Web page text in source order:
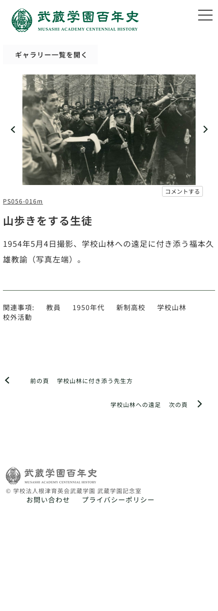
ギャラリー一覧を開く
コメントする
PS056-016m
山歩きをする生徒
1954年5月4日撮影、学校山林への遠足に付き添う福本久
雄教諭（写真左端）。
関連事項: 教員 1950年代 新制高校
学校山林
校外活動
前の頁 学校山林に付き添う先生方
次の頁
学校山林への遠足
© 学校法人根津育英会武蔵学園 武蔵学園記念室
お問い合わせ プライバシーポリシー